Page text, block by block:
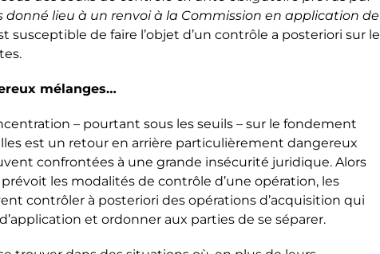
lieu à un renvoi à la Commission en application de
susceptible de faire l’objet d’un contrôle a posteriori sur le
mélanges…
– pourtant sous les seuils – sur le fondement
est un retour en arrière particulièrement dangereux
confrontées à une grande insécurité juridique. Alors
les modalités de contrôle d’une opération, les
contrôler à posteriori des opérations d’acquisition qui
et ordonner aux parties de se séparer.